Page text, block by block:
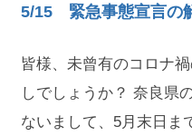
5/15 緊急事態宣言の
皆様、未曾有のコロナ
しでしょうか？ 奈良県
ないまして、5月末日ま